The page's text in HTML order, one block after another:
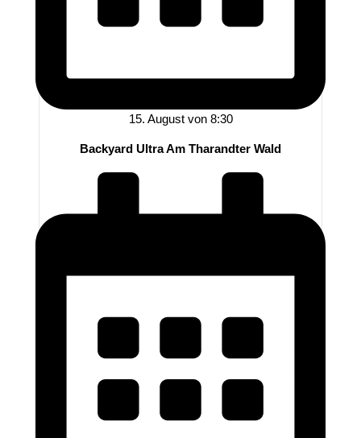
15. August von 8:30
Backyard Ultra Am Tharandter Wald